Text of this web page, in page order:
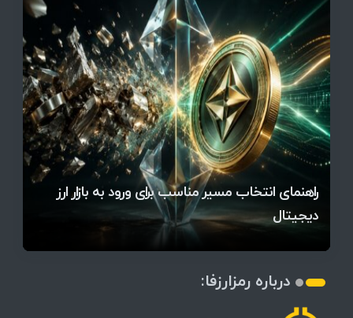
راهنمای انتخاب مسیر مناسب برای ورود به بازار ارز
دیجیتال
چرا سرعت تراکنش‌ها در اقتصاد دیجیتال اهمیت دارد؟
آخرین وضعیت بازار رمزارزها در جهان / مهم‌ترین
تهدید بیت‌کوین مشخص شد
اتفاق تاریخی در بازار رمزارزها / بیت‌کوین سبز شد
قیمت تتر، بیت‌کوین و اتریوم امروز دوشنبه ۵ مرداد
۱۴۰۵ | بیت‌کوین این مرز را از دست بدهد، همه‌چیز
تغییر می‌کند
رقابت پنهان دولت‌ها بر سر بیت‌کوین/ ۱۰ کشور برتر
کدامند؟
اتفاق مهم در بازار رمزارزها / بیت‌کوین وارد فاز تازه شد
تازه‌ترین رسوایی ارز دیجیتال؛ شکایت میلیاردی روی
میز / ۶۲۲ بیت‌کوین کجا رفت؟
درباره رمزارزفا: